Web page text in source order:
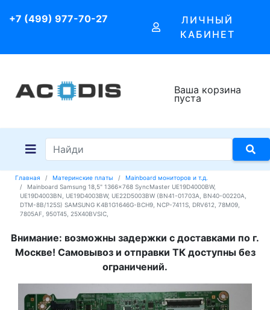
+7 (499) 977-70-27
ЛИЧНЫЙ
КАБИНЕТ
Ваша корзина
пуста
Главная Материнские платы
Mainboard мониторов и т.д.
Mainboard Samsung 18,5" 1366x768 SyncMaster UE19D4000BW,
UE19D4003BN, UE19D4003BW, UE22D5003BW (BN41-01703A, BN40-00220A,
DTM-8B/125S) SAMSUNG K4B1G1646G-BCH9, NCP-7411S, DRV612, 78M09,
7805AF, 950T45, 25X40BVSIC,
Внимание: возможны задержки с доставками по г.
Москве! Самовывоз и отправки ТК доступны без
ограничений.